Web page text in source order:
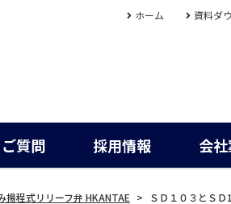
ホーム 資料ダ
質問 採用情報 会
揚程式リリーフ弁 HKANTAE > ＳＤ１０３とＳＤ